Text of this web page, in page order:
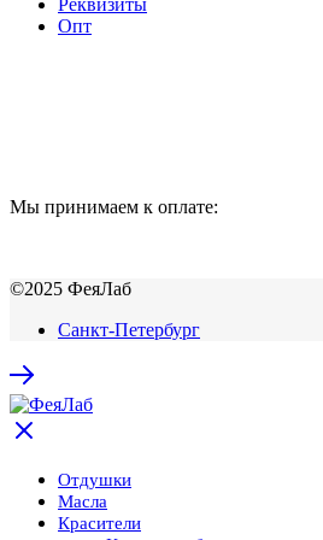
Опт
Мы принимаем к оплате:
©2025 ФеяЛаб
Санкт-Петербург
Отдушки
Масла
Красители